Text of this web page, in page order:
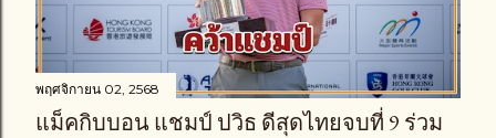
พฤศจิกายน 02, 2568
แม็คกิบบอน แชมป์ ปวิธ ดีสุดไทยจบที่ 9 ร่วม